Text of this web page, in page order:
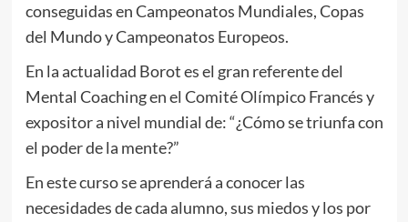
conseguidas en Campeonatos Mundiales, Copas
del Mundo y Campeonatos Europeos.
En la actualidad Borot es el gran referente del
Mental Coaching en el Comité Olímpico Francés y
expositor a nivel mundial de: “¿Cómo se triunfa con
el poder de la mente?”
En este curso se aprenderá a conocer las
necesidades de cada alumno, sus miedos y los por